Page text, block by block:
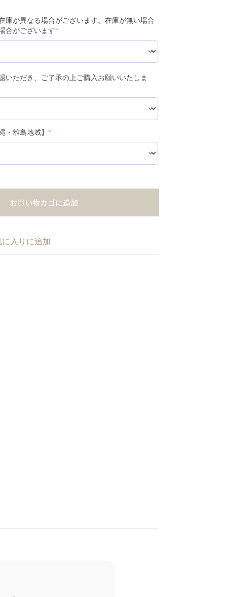
庫が異なる場合がございます。在庫が無い場合
合がございます*
いただき、ご了承の上ご購入お願いいたしま
・離島地域】 *
お買い物カゴに追加
に入りに追加